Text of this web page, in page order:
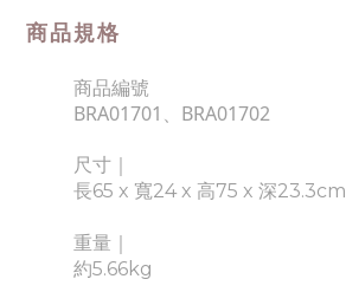
商品規格
商品編號
BRA01701、BRA01702
尺寸｜
長65 x 寬24 x 高75 x 深23.3cm
重量｜
約5.66kg